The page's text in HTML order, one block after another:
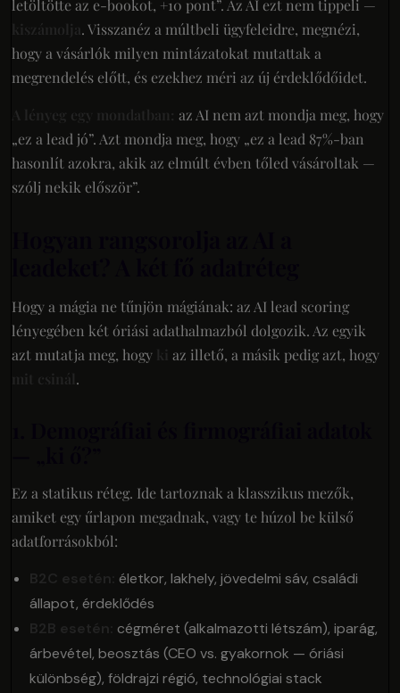
letöltötte az e-bookot, +10 pont”. Az AI ezt nem tippeli —
kiszámolja . Visszanéz a múltbeli ügyfeleidre, megnézi,
hogy a vásárlók milyen mintázatokat mutattak a
megrendelés előtt, és ezekhez méri az új érdeklődőidet.
A lényeg egy mondatban:
az AI nem azt mondja meg, hogy
„ez a lead jó”. Azt mondja meg, hogy „ez a lead 87%-ban
hasonlít azokra, akik az elmúlt évben tőled vásároltak —
szólj nekik először”.
Hogy a mágia ne tűnjön mágiának: az AI lead scoring
lényegében két óriási adathalmazból dolgozik. Az egyik
azt mutatja meg, hogy
az illető, a másik pedig azt, hogy
mit csinál .
Ez a statikus réteg. Ide tartoznak a klasszikus mezők,
amiket egy űrlapon megadnak, vagy te húzol be külső
adatforrásokból:
B2C esetén:
életkor, lakhely, jövedelmi sáv, családi
állapot, érdeklődés
B2B esetén:
cégméret (alkalmazotti létszám), iparág,
árbevétel, beosztás (CEO vs. gyakornok — óriási
különbség), földrajzi régió, technológiai stack